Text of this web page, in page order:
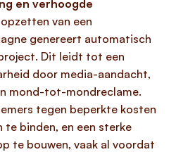
en verhoogde
van een
genereert automatisch
Dit leidt tot een
door media-aandacht,
mond-tot-mondreclame.
tegen beperkte kosten
te binden, en een sterke
te bouwen, vaak al voordat